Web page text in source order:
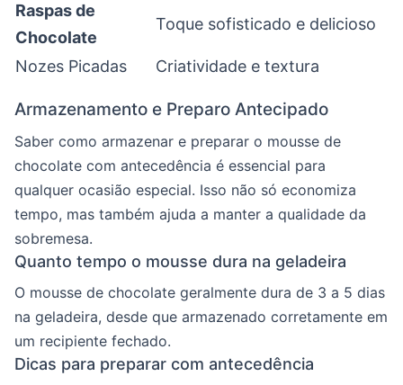
Raspas de
Chocolate
Toque sofisticado e delicioso
Nozes Picadas Criatividade e textura
Armazenamento e Preparo Antecipado
Saber como armazenar e preparar o mousse de
chocolate com antecedência é essencial para
qualquer ocasião especial. Isso não só economiza
tempo, mas também ajuda a manter a qualidade da
sobremesa.
Quanto tempo o mousse dura na geladeira
O mousse de chocolate geralmente dura de 3 a 5 dias
na geladeira, desde que armazenado corretamente em
um recipiente fechado.
Dicas para preparar com antecedência